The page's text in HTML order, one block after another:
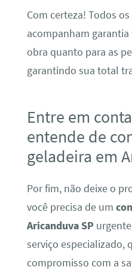
Com certeza! Todos
acompanham
obra quanto para as
garantindo sua total
Entre em
entende de
geladeira em
Por fim, não deixe o
você precisa de um
Aricanduva SP
serviço especializado,
compromisso com a